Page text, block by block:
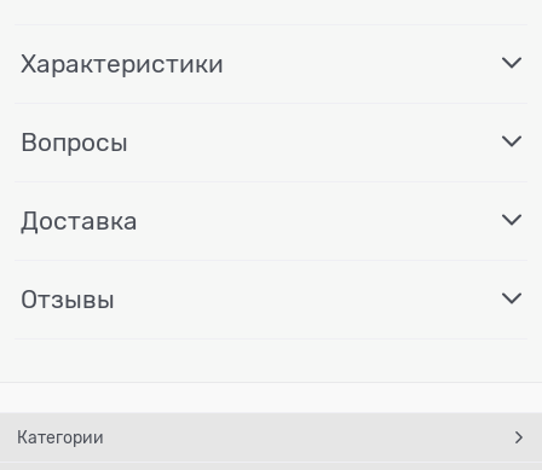
Характеристики
Вопросы
Доставка
Отзывы
Категории